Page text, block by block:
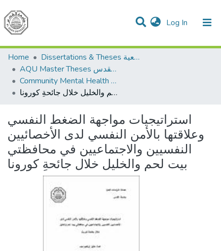
Log In (current)
Communities & Collections
All of DSpace
Home
Dissertations & Theses الرسائل الجامعية
AQU Master Theses الرسائل الجامعية الخاصة بجامعة القدس
Community Mental Health الصحة النفسية المجتمعية
استراتيجيات مواجهة الضغط النفسي وعلاقتها بالأمن النفسي لدى الأخصائيين النفسيين والاجتماعيين في محافظتي بيت لحم والخليل خلال جائحةِ كورونا
استراتيجيات مواجهة الضغط النفسي
وعلاقتها بالأمن النفسي لدى الأخصائيين
النفسيين والاجتماعيين في محافظتي
بيت لحم والخليل خلال جائحةِ كورونا